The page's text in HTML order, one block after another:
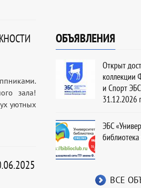
зала!
уютных
ОБЪЯВЛЕНИЯ
Открыт
коллекции
и Спорт
31.12.2026
ЭБС
ВСЕ